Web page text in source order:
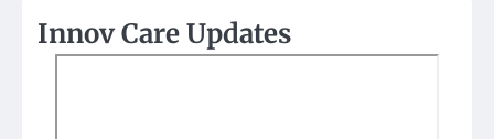
Innov Care Updates